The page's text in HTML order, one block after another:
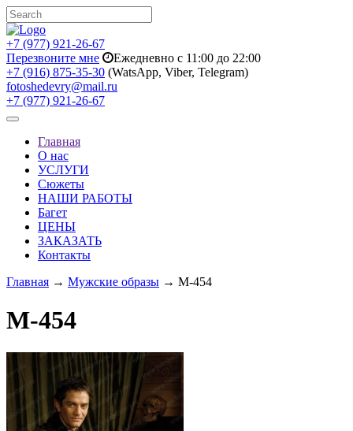
+7 (977) 921-26-67
Перезвоните мне
Ежедневно с 11:00 до 22:00
+7 (916) 875-35-30 (WatsApp, Viber, Telegram)
fotoshedevry@mail.ru
+7 (977) 921-26-67
Toggle
navigationГлавная
О нас
УСЛУГИ
Сюжеты
НАШИ РАБОТЫ
Багет
ЦЕНЫ
ЗАКАЗАТЬ
Контакты
Главная → Мужские образы → M-454
M-454